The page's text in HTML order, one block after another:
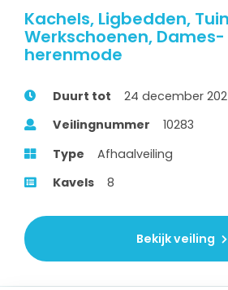
Kachels, Ligbedden,
Werkschoenen, Dames-
herenmode
Duurt tot
24 december
Veilingnummer
10283
Type
Afhaalveiling
Kavels
8
Bekijk veiling